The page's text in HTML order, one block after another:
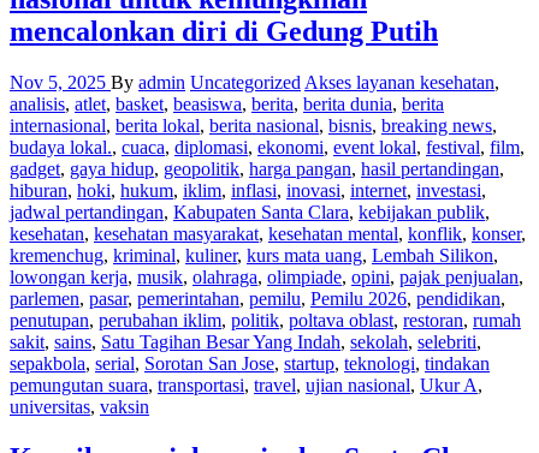
mencalonkan diri di Gedung Putih
Nov 5, 2025 By admin Uncategorized Akses layanan kesehatan,
analisis, atlet, basket, beasiswa, berita, berita dunia, berita
internasional, berita lokal, berita nasional, bisnis, breaking news,
budaya lokal., cuaca, diplomasi, ekonomi, event lokal, festival, film,
gadget, gaya hidup, geopolitik, harga pangan, hasil pertandingan,
hiburan, hoki, hukum, iklim, inflasi, inovasi, internet, investasi,
jadwal pertandingan, Kabupaten Santa Clara, kebijakan publik,
kesehatan, kesehatan masyarakat, kesehatan mental, konflik, konser,
kremenchug, kriminal, kuliner, kurs mata uang, Lembah Silikon,
lowongan kerja, musik, olahraga, olimpiade, opini, pajak penjualan,
parlemen, pasar, pemerintahan, pemilu, Pemilu 2026, pendidikan,
penutupan, perubahan iklim, politik, poltava oblast, restoran, rumah
sakit, sains, Satu Tagihan Besar Yang Indah, sekolah, selebriti,
sepakbola, serial, Sorotan San Jose, startup, teknologi, tindakan
pemungutan suara, transportasi, travel, ujian nasional, Ukur A,
universitas, vaksin